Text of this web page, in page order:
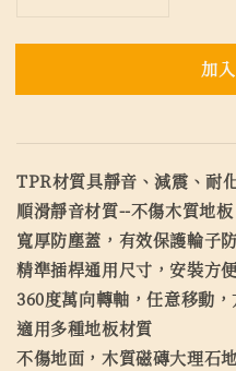
加
TPR材質具靜音、減震、耐
順滑靜音材質--不傷木質地
寬厚防塵蓋，有效保護輪子
精準插桿通用尺寸，安裝方便
360度萬向轉軸，任意移動
適用多種地板材質
不傷地面，木質磁磚大理石